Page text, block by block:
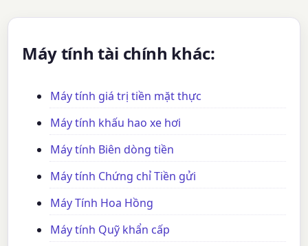
Máy tính tài chính khác:
Máy tính giá trị tiền mặt thực
Máy tính khấu hao xe hơi
Máy tính Biên dòng tiền
Máy tính Chứng chỉ Tiền gửi
Máy Tính Hoa Hồng
Máy tính Quỹ khẩn cấp